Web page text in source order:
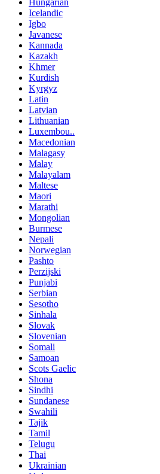
Icelandic
Igbo
Javanese
Kannada
Kazakh
Khmer
Kurdish
Kyrgyz
Latin
Latvian
Lithuanian
Luxembou..
Macedonian
Malagasy
Malay
Malayalam
Maltese
Maori
Marathi
Mongolian
Burmese
Nepali
Norwegian
Pashto
Perzijski
Punjabi
Serbian
Sesotho
Sinhala
Slovak
Slovenian
Somali
Samoan
Scots Gaelic
Shona
Sindhi
Sundanese
Swahili
Tajik
Tamil
Telugu
Thai
Ukrainian